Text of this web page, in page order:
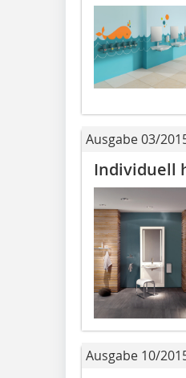
Ausgabe 03/
Individuell
Ausgabe 10/